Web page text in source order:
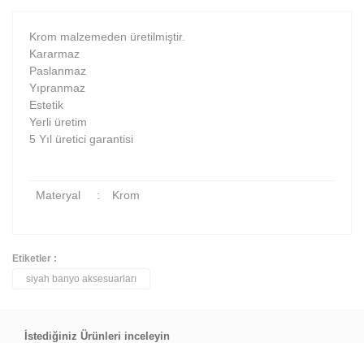
Krom malzemeden üretilmiştir.
Kararmaz
Paslanmaz
Yıpranmaz
Estetik
Yerli üretim
5 Yıl üretici garantisi
Materyal : Krom
Bu ürüne ilk yorumu siz yapın!
Yorum Yaz
Etiketler :
siyah banyo aksesuarları
İstediğiniz Ürünleri inceleyin